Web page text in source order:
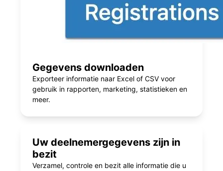
Gegevens downloaden
Exporteer informatie naar Excel of CSV voor
gebruik in rapporten, marketing, statistieken en
meer.
Uw deelnemergegevens zijn in
bezit
Verzamel, controle en bezit alle informatie die u